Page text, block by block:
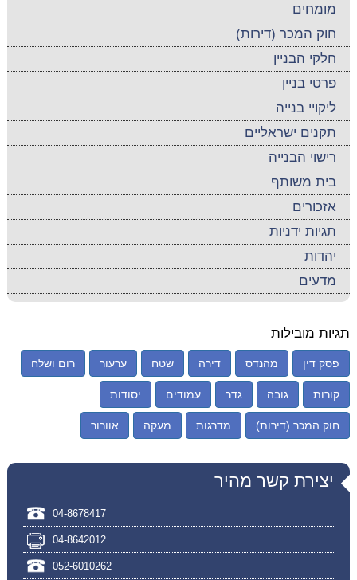
מומחים
חוק המכר (דירות)
חלקי הבניין
פרטי בניין
ליקויי בנייה
תקנים ישראליים
רישוי הבנייה
בית משותף
אזכורים
תגיות ידניות
יהדות
מדעים
תגיות מובילות
פסק דין מהנדס דירה שטח ערעור רום ושלח
קורות גובה גדר עמודים יסודות
חוק המכר (דירות) מדרגות מעקה אוורור
יצירת קשר מהיר
04-8678417
04-8642012
052-6010262